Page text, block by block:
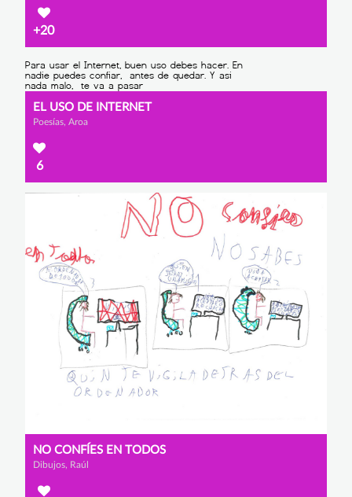
+20
EL USO DE INTERNET
Poesías, Aroa
6
NO CONFÍES EN TODOS
Dibujos, Raúl